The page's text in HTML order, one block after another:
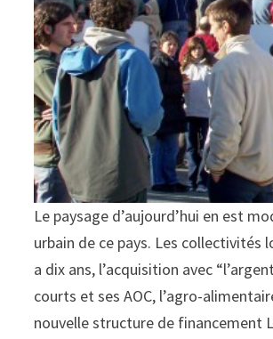
Le paysage d’aujourd’hui en est
urbain de ce pays. Les
a dix ans, l’acquisition avec
courts et ses AOC, l’agro-
nouvelle structure de financement